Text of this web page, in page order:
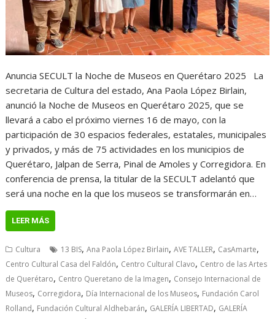
Anuncia SECULT la Noche de Museos en Querétaro 2025 La
secretaria de Cultura del estado, Ana Paola López Birlain,
anunció la Noche de Museos en Querétaro 2025, que se
llevará a cabo el próximo viernes 16 de mayo, con la
participación de 30 espacios federales, estatales, municipales
y privados, y más de 75 actividades en los municipios de
Querétaro, Jalpan de Serra, Pinal de Amoles y Corregidora. En
conferencia de prensa, la titular de la SECULT adelantó que
será una noche en la que los museos se transformarán en…
LEER MÁS
Cultura 13 BIS,Ana Paola López Birlain,AVE TALLER, CasAmarte,
Centro Cultural Casa del Faldón, Centro Cultural Clavo, Centro de las Artes
de Querétaro, Centro Queretano de la Imagen, Consejo Internacional de
Museos, Corregidora, Día Internacional de los Museos, Fundación Carol
Rolland, Fundación Cultural Aldhebarán, GALERÍA LIBERTAD, GALERÍA